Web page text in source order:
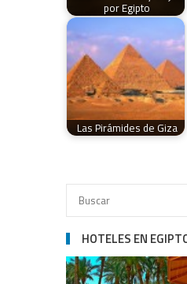
por Egipto
Las Pirámides de Giza
HOTELES EN